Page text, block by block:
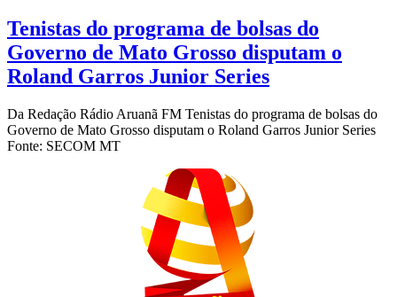
Tenistas do programa de bolsas do
Governo de Mato Grosso disputam o
Roland Garros Junior Series
Da Redação Rádio Aruanã FM Tenistas do programa de bolsas do
Governo de Mato Grosso disputam o Roland Garros Junior Series
Fonte: SECOM MT